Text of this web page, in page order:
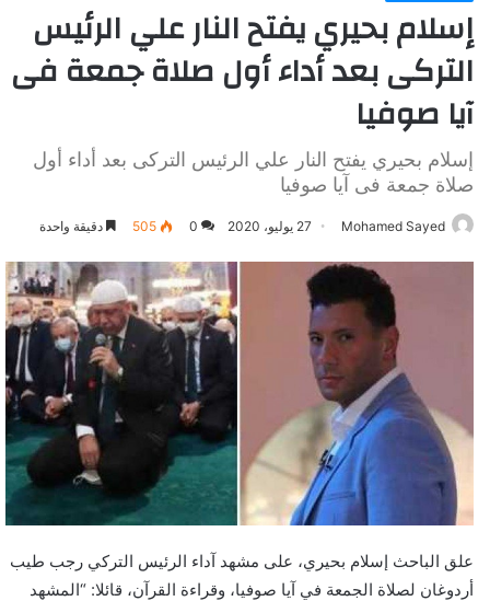
إسلام بحيري يفتح النار علي الرئيس
التركى بعد أداء أول صلاة جمعة فى
آيا صوفيا
إسلام بحيري يفتح النار علي الرئيس التركى بعد أداء أول
صلاة جمعة فى آيا صوفيا
Mohamed Sayed 27 يوليو، 2020 0
505 دقيقة واحدة
علق الباحث إسلام بحيري، على مشهد آداء الرئيس التركي رجب طيب
أردوغان لصلاة الجمعة في آيا صوفيا، وقراءة القرآن، قائلا: “المشهد